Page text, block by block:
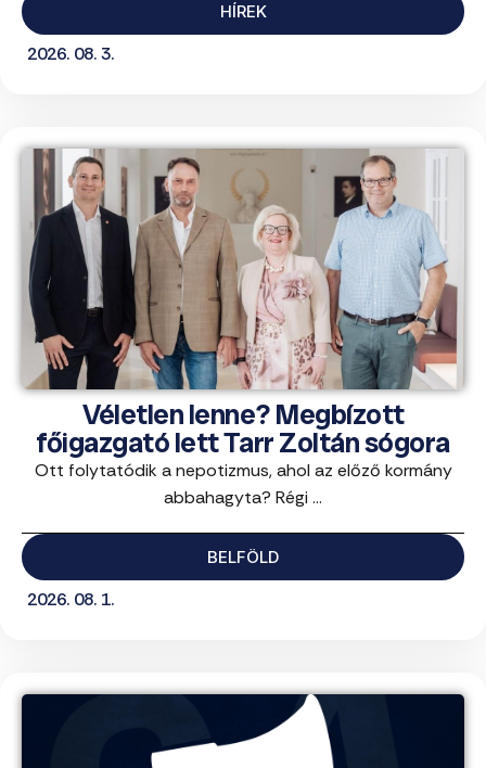
HÍREK
2026. 08. 3.
Véletlen lenne? Megbízott
főigazgató lett Tarr Zoltán sógora
Ott folytatódik a nepotizmus, ahol az előző kormány
abbahagyta? Régi ...
BELFÖLD
2026. 08. 1.